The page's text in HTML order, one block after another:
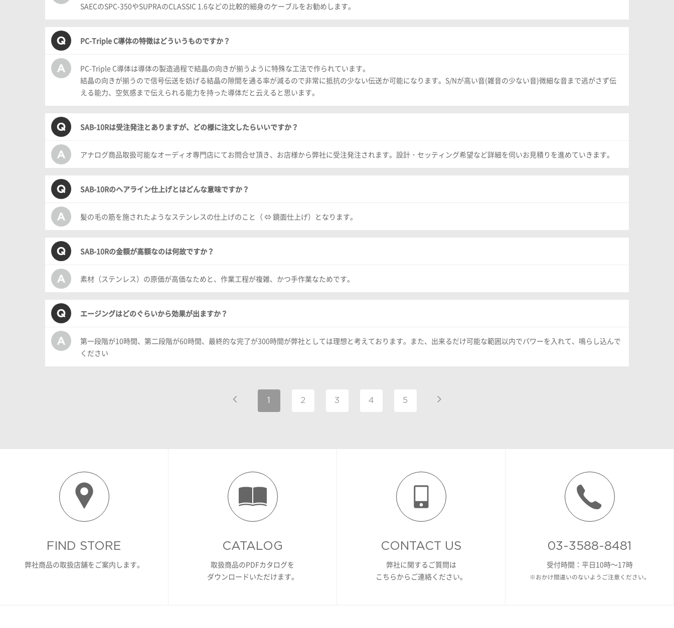
SAECのSPC-350やSUPRAのCLASSIC 1.6などの比較的細身のケーブルをお勧めします。
PC-Triple C導体の特徴はどういうものですか？
PC-Triple C導体は導体の製造過程で結晶の向きが揃うように特殊な工法で作られています。
結晶の向きが揃うので信号伝送を妨げる結晶の隙間を通る率が減るので非常に抵抗の少ない伝送か可能になります。S/Nが高い音(雑音の少ない音)微細な音まで逃がさず伝
える能力、空気感まで伝えられる能力を持った導体だと云えると思います。
SAB-10Rは受注発注とありますが、どの様に注文したらいいですか？
アナログ商品取扱可能なオーディオ専門店にてお問合せ頂き、お店様から弊社に受注発注されます。設計・セッティング希望など詳細を伺いお見積りを進めていきます。
SAB-10Rのヘアライン仕上げとはどんな意味ですか？
髪の毛の筋を施されたようなステンレスの仕上げのこと（ ⇔ 鏡面仕上げ）となります。
SAB-10Rの金額が高額なのは何故ですか？
素材（ステンレス）の原価が高価なためと、作業工程が複雑、かつ手作業なためです。
エージングはどのぐらいから効果が出ますか？
第一段階が10時間、第二段階が60時間、最終的な完了が300時間が弊社としては理想と考えております。また、出来るだけ可能な範囲以内でパワーを入れて、鳴らし込んで
ください
1 2 3 4 5
FIND STORE
弊社商品の取扱店舗をご案内します。
CATALOG
取扱商品のPDFカタログを
ダウンロードいただけます。
CONTACT US
弊社に関するご質問は
こちらからご連絡ください。
03-3588-8481
受付時間：平日10時～17時
※おかけ間違いのないようご注意ください。